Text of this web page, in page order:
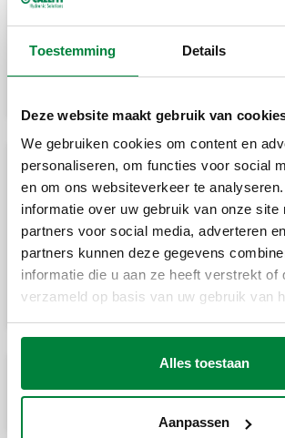
Toestemming Details
Deze website maakt gebruik van
We gebruiken cookies om content en
personaliseren, om functies voor social
en om ons websiteverkeer te
informatie over uw gebruik van onze site
partners voor social media, adverteren
partners kunnen deze gegevens
informatie die u aan ze heeft verstrekt of
verzameld op basis van uw gebruik van
Alles toestaan
Aanpassen
Pompgroep met anti-
thermostatische controle
Laadunit met anti-condensatie
Laadunit met anti-
met thermostatische
retourtemperatuur naar
brandstof.